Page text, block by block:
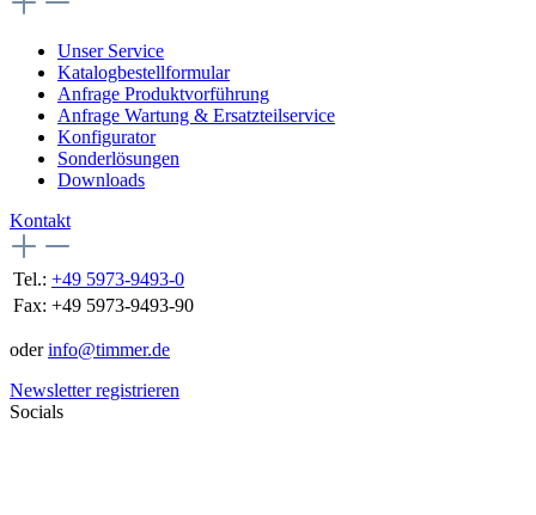
Unser Service
Katalogbestellformular
Anfrage Produktvorführung
Anfrage Wartung & Ersatzteilservice
Konfigurator
Sonderlösungen
Downloads
Kontakt
Tel.: +49 5973-9493-0
Fax: +49 5973-9493-90
oderinfo@timmer.de
Newsletter registrieren
Socials